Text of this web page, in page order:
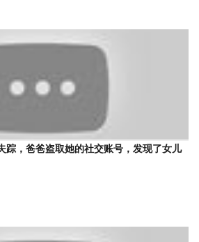
踪，爸爸盗取她的社交账号，发现了女儿